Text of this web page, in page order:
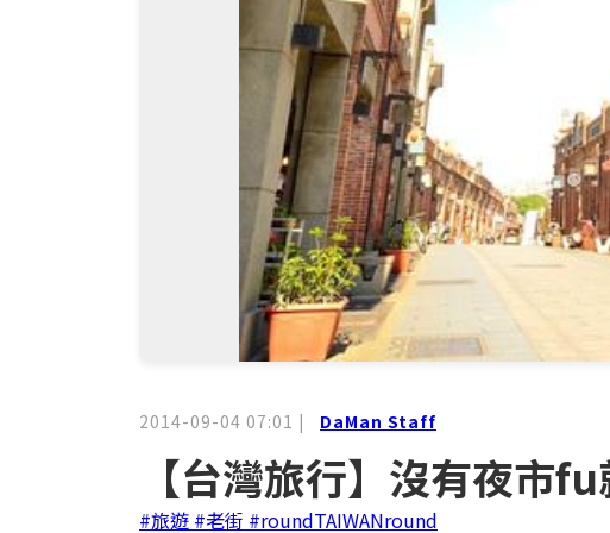
2014-09-04 07:01 | DaMan Staff
【台灣旅行】沒有夜市
#旅遊 #老街 #roundTAIWANround